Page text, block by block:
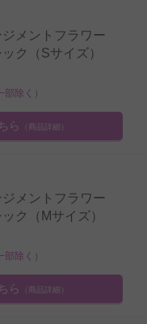
ジメントフラワー
ク（Sサイズ）
除く）
ら （商品詳細）
ジメントフラワー
ク（Mサイズ）
除く）
ら （商品詳細）